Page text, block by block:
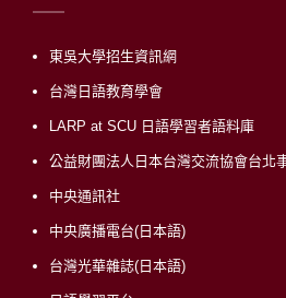
東吳大學招生資訊網
台灣日語教育學會
LARP at SCU 日語學習者語料庫
公益財團法人日本台灣交流協會台北
中央通訊社
中央廣播電台(日本語)
台灣光華雜誌(日本語)